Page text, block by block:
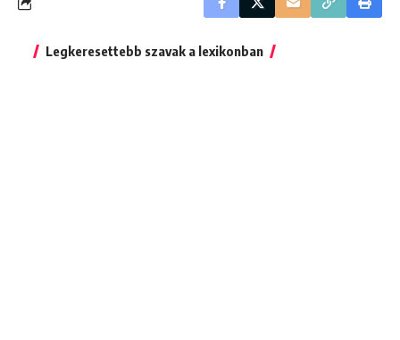
Legkeresettebb szavak a lexikonban